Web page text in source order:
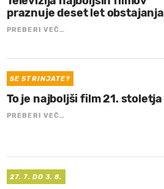
praznuje deset let obstajanja
PREBERI VEČ…
SE STRINJATE?
To je najboljši film 21. stoletja
PREBERI VEČ…
27. 7. DO 3. 8.